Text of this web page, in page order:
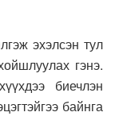
эхэлсэн тул
гэнэ.
биечлэн
байнга